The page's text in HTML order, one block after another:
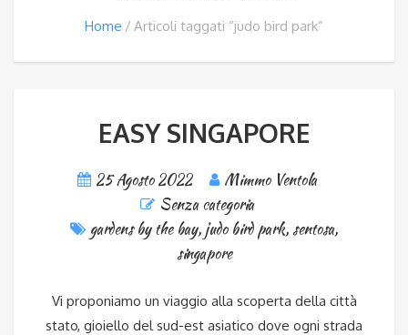
Home Articoli taggati “judo bird park”
EASY SINGAPORE
25 Agosto 2022
Mimmo Ventola
Senza categoria
gardens by the bay, judo bird park, sentosa,
singapore
Vi proponiamo un viaggio alla scoperta della città
stato, gioiello del sud-est asiatico dove ogni strada